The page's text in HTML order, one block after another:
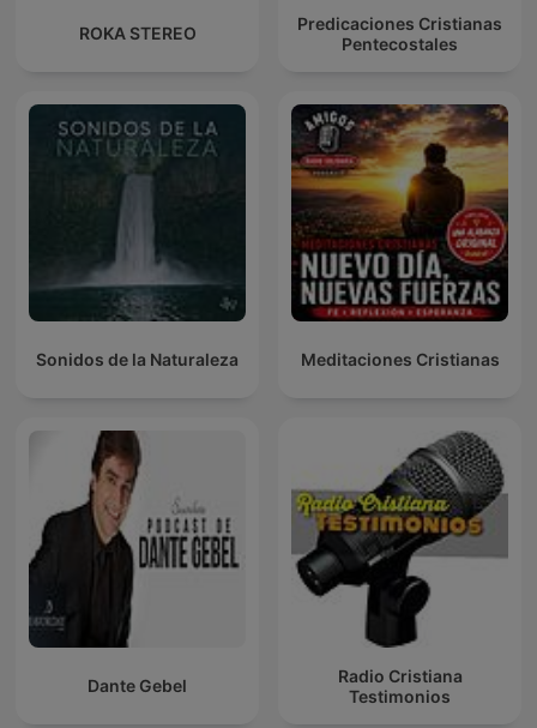
ROKA STEREO
Predicaciones Cristianas
Pentecostales
Sonidos de la Naturaleza Meditaciones Cristianas
Dante Gebel
Radio Cristiana
Testimonios